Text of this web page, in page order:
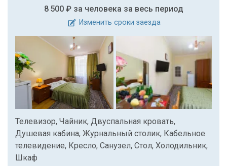
8 500 ₽ за человека за весь период
Изменить сроки заезда
Телевизор, Чайник, Двуспальная кровать,
Душевая кабина, Журнальный столик, Кабельное
телевидение, Кресло, Санузел, Стол, Холодильник,
Шкаф